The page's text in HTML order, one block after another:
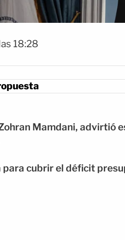
18:28
Mamdani, advirtió
para cubrir el déficit